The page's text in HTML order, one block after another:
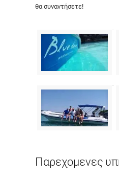
θα συναντήσετε!
Παρεχομενες